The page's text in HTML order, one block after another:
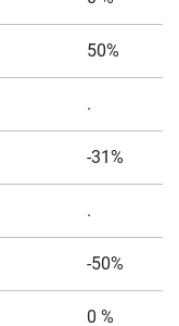
50%
.
-31%
.
-50%
0 %